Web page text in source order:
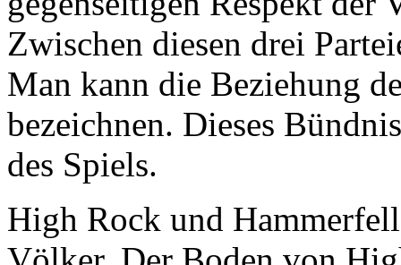
Zwischen diesen drei
Man kann die Beziehung
bezeichnen. Dieses
des Spiels.
High Rock und